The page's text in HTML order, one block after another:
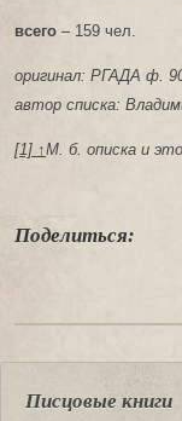
всего – 159 чел.
оригинал: РГАДА ф.
автор списка:
[1] ↑М. б. описка и
Поделиться:
Писцовые книги